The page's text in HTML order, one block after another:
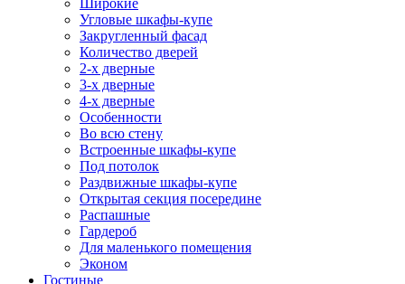
Широкие
Угловые шкафы-купе
Закругленный фасад
Количество дверей
2-х дверные
3-х дверные
4-х дверные
Особенности
Во всю стену
Встроенные шкафы-купе
Под потолок
Раздвижные шкафы-купе
Открытая секция посередине
Распашные
Гардероб
Для маленького помещения
Эконом
Гостиные